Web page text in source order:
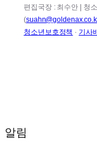
편집국장 : 최수안 | 청
(
청소년보호정책 · 기사
알림